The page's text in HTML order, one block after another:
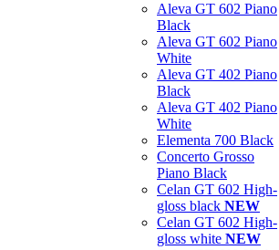
Aleva GT 602 Piano
Black
Aleva GT 602 Piano
White
Aleva GT 402 Piano
Black
Aleva GT 402 Piano
White
Elementa 700 Black
Concerto Grosso
Piano Black
Celan GT 602 High-
gloss black NEW
Celan GT 602 High-
gloss white NEW